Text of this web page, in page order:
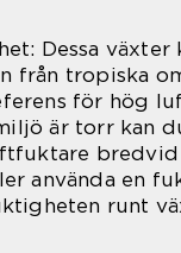
Dessa växter
från tropiska
för hög
är torr kan
bredvid
använda en
runt